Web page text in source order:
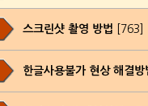
스크린샷 촬영 방법 [763]
한글사용불가 현상 해결방